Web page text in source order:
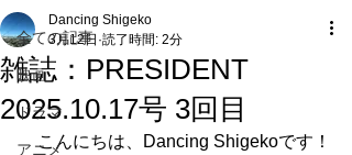
全ての記事
映画
ドラマ
アニメ
雑誌：PRESIDENT
2025.10.17号 3回目
Dancing Shigeko
3月12日 読了時間: 2分
こんにちは、Dancing Shigekoです！